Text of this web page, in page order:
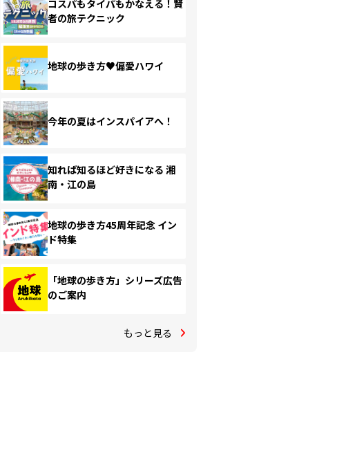
コスパもタイパもかなえる！賢
者の旅テクニック
地球の歩き方♥偏愛ハワイ
今年の夏はインスパイアへ！
知れば知るほど好きになる 湘
南・江の島
地球の歩き方45周年記念 イン
ド特集
「地球の歩き方」シリーズ広告
のご案内
もっと見る